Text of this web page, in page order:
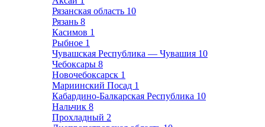
Рязанская область 10
Рязань 8
Касимов 1
Рыбное 1
Чувашская Республика — Чувашия 10
Чебоксары 8
Новочебоксарск 1
Мариинский Посад 1
Кабардино-Балкарская Республика 10
Нальчик 8
Прохладный 2